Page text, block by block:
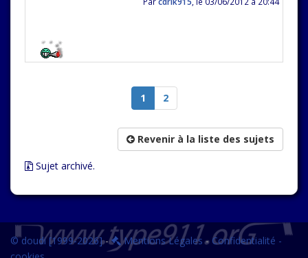
1 2
Revenir à la liste des sujets
Sujet archivé.
© doudi [1999-2026]- Mentions Légales - Confidentialité -